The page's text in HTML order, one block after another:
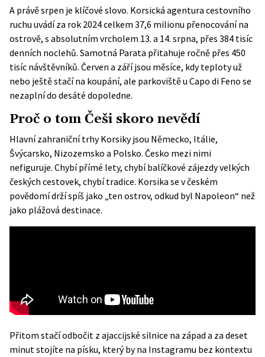
A právě srpen je klíčové slovo. Korsická agentura cestovního
ruchu uvádí za rok 2024 celkem 37,6 milionu přenocování na
ostrově, s absolutním vrcholem 13. a 14. srpna, přes 384 tisíc
denních noclehů. Samotná Parata přitahuje ročně přes 450
tisíc návštěvníků. Červen a září jsou měsíce, kdy teploty už
nebo ještě stačí na koupání, ale parkoviště u Capo di Feno se
nezaplní do desáté dopoledne.
Proč o tom Češi skoro nevědí
Hlavní zahraniční trhy Korsiky jsou Německo, Itálie,
Švýcarsko, Nizozemsko a Polsko. Česko mezi nimi
nefiguruje. Chybí přímé lety, chybí balíčkové zájezdy velkých
českých cestovek, chybí tradice. Korsika se v českém
povědomí drží spíš jako „ten ostrov, odkud byl Napoleon“ než
jako plážová destinace.
Přitom stačí odbočit z ajaccijské silnice na západ a za deset
minut stojíte na písku, který by na Instagramu bez kontextu